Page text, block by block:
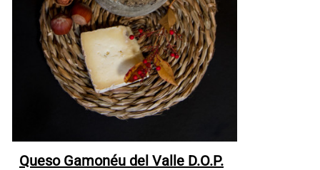
Queso Gamonéu del Valle D.O.P.